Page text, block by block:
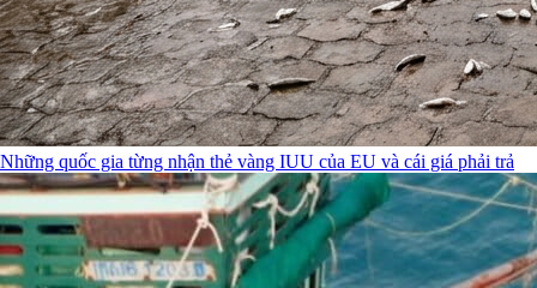
Những quốc gia từng nhận thẻ vàng IUU của EU và cái giá phải trả